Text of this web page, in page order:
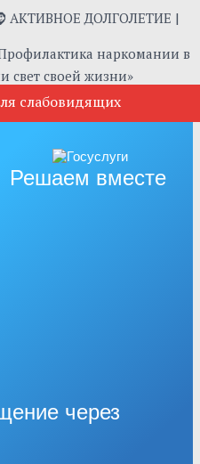
АКТИВНОЕ ДОЛГОЛЕТИЕ |
Профилактика наркомании в
свет своей жизни»
слабовидящих
Решаем вместе
через